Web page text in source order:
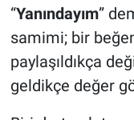
“Yanındayım”
samimi; bir
paylaşıldıkça
geldikçe değer